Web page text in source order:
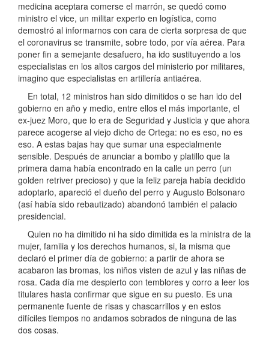
medicina aceptara comerse el marrón, se quedó como
ministro el vice, un militar experto en logística, como
demostró al informarnos con cara de cierta sorpresa de que
el coronavirus se transmite, sobre todo, por vía aérea. Para
poner fin a semejante desafuero, ha ido sustituyendo a los
especialistas en los altos cargos del ministerio por militares,
imagino que especialistas en artillería antiaérea.
En total, 12 ministros han sido dimitidos o se han ido del
gobierno en año y medio, entre ellos el más importante, el
ex-juez Moro, que lo era de Seguridad y Justicia y que ahora
parece acogerse al viejo dicho de Ortega: no es eso, no es
eso. A estas bajas hay que sumar una especialmente
sensible. Después de anunciar a bombo y platillo que la
primera dama había encontrado en la calle un perro (un
golden retriver precioso) y que la feliz pareja había decidido
adoptarlo, apareció el dueño del perro y Augusto Bolsonaro
(así había sido rebautizado) abandonó también el palacio
presidencial.
Quien no ha dimitido ni ha sido dimitida es la ministra de la
mujer, familia y los derechos humanos, si, la misma que
declaró el primer día de gobierno: a partir de ahora se
acabaron las bromas, los niños visten de azul y las niñas de
rosa. Cada día me despierto con temblores y corro a leer los
titulares hasta confirmar que sigue en su puesto. Es una
permanente fuente de risas y chascarrillos y en estos
difíciles tiempos no andamos sobrados de ninguna de las
dos cosas.